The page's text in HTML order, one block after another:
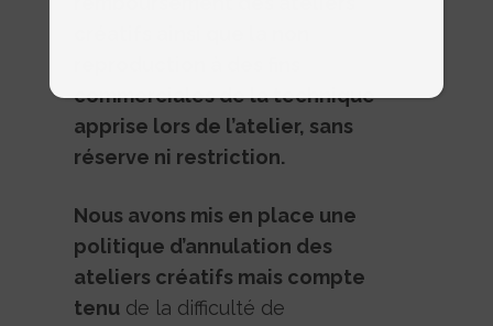
commerciales de la technique
apprise lors de l’atelier, sans
réserve ni restriction.
Nous avons mis en place une
politique d’annulation des
ateliers créatifs mais compte
tenude la difficulté de